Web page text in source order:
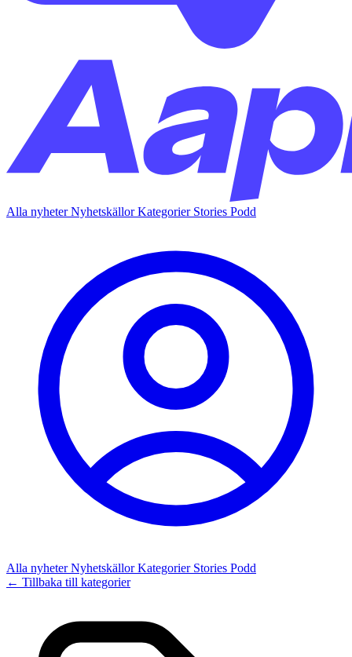
Alla nyheterNyhetskällorKategorier Stories Podd
Alla nyheterNyhetskällorKategorier Stories Podd
← Tillbaka till kategorier